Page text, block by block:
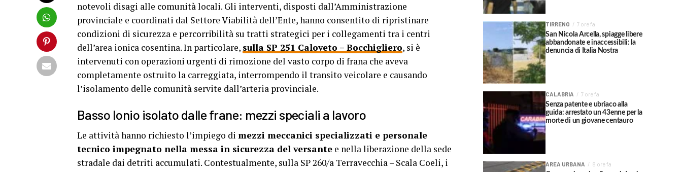
notevoli disagi alle comunità locali. Gli interventi, disposti dall’Amministrazione
provinciale e coordinati dal Settore Viabilità dell’Ente, hanno consentito di ripristinare
condizioni di sicurezza e percorribilità su tratti strategici per i collegamenti tra i centri
dell’area ionica cosentina. In particolare, sulla SP 251 Caloveto – Bocchigliero, si è
intervenuti con operazioni urgenti di rimozione del vasto corpo di frana che aveva
completamente ostruito la carreggiata, interrompendo il transito veicolare e causando
l’isolamento delle comunità servite dall’arteria provinciale.
Basso Ionio isolato dalle frane: mezzi speciali a lavoro
Le attività hanno richiesto l’impiego di mezzi meccanici specializzati e personale
tecnico impegnato nella messa in sicurezza del versante e nella liberazione della sede
stradale dai detriti accumulati. Contestualmente, sulla SP 260/a Terravecchia – Scala Coeli, i
TIRRENO 7 ore fa
San Nicola Arcella, spiagge libere
abbandonate e inaccessibili: la
denuncia di Italia Nostra
CALABRIA 7 ore fa
Senza patente e ubriaco alla
guida: arrestato un 43enne per la
morte di un giovane centauro
AREA URBANA 8 ore fa